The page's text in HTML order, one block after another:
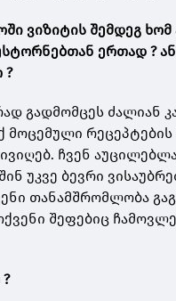
ვიზიტის შემდეგ
ერთად ?
?
გადმომცეს ძალიან
მოცემული
ჩვენ
უკვე ბევრი
თანამშრომლობა
შეფებიც